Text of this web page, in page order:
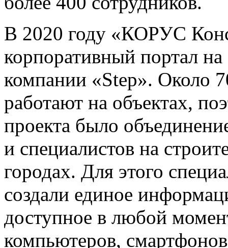
В 2020 году «КОРУС
корпоративный портал
компании «Step». Около
работают на объектах,
проекта было
и специалистов на
городах. Для этого
создали единое
доступное в любой
компьютеров,